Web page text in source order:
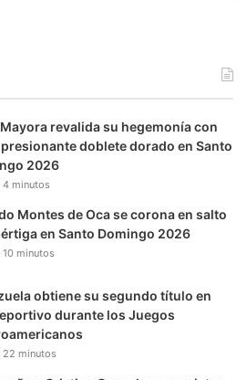
b
e
g
r
m
r
a
k
revalida su hegemonía con
doblete dorado en Santo
2026
4 minutos
Montes de Oca se corona en salto
en Santo Domingo 2026
10 minutos
obtiene su segundo título en
durante los Juegos
22 minutos